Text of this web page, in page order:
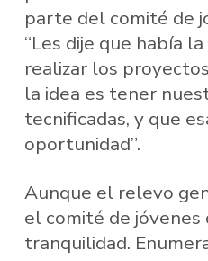
parte del comité de
“Les dije que había
realizar los
la idea es tener
tecnificadas, y que
oportunidad”.
Aunque el relevo
el comité de jóvenes
tranquilidad.